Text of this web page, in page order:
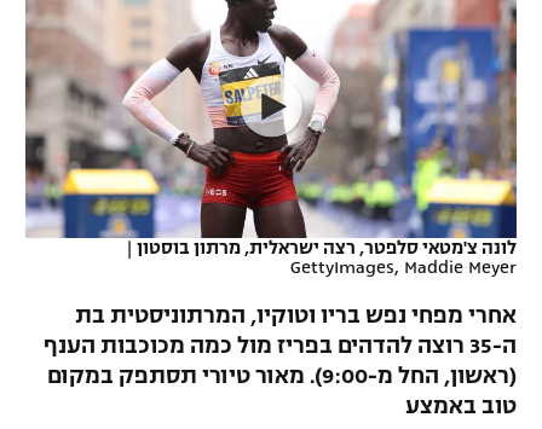
VOD
רץ ברשת
תוצאות
לוח שידורים
ברחבה
נבחרת ישראל
מכבי חיפה
בית"ר ירושלים
מכבי תל אביב
הפועל תל אביב
הפועל חיפה
הפועל באר שבע
ליגה ספרדית
ליגה איטלקית
ליגה צרפתית
ליגה הולנדית
ליגה סינית
ליגה ברזילאית
כדורסל נשים
מכבי תל אביב
הפועל חולון
הפועל ירושלים
דני אבדיה
יורוליג
יורוקאפ
טניס
כדוריד
כדורעף
שחייה
אגרוף
ספורט אולימפי
לונה צ'מטאי סלפטר, רצה ישראלית, מרתון בוסטון |
GettyImages, Maddie Meyer
אחרי מפחי נפש בריו וטוקיו, המרתוניסטית בת
ה-35 רוצה להדהים בפריז מול כמה מכוכבות הענף
(ראשון, החל מ-9:00). מאור טיורי תסתפק במקום
טוב באמצע